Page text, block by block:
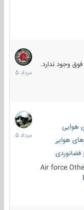
وجود ندارد.
7
مرداد
1405
هوایی
Air force
2
مرداد
1405